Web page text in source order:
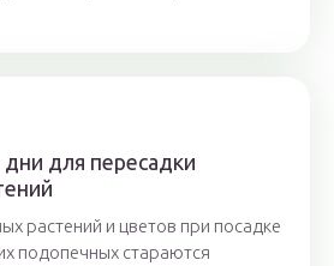
для пересадки
растений и цветов при посадке
подопечных стараются